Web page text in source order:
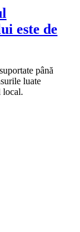
este de
până
luate
local.